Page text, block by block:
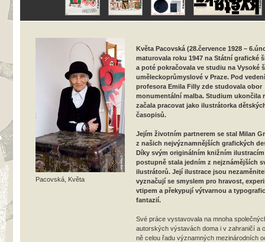
Pacovská, Květa
Květa Pacovská (28.července 1928 –
maturovala roku 1947 na Státní grafické
a poté pokračovala ve studiu na Vysoké
uměleckoprůmyslové v Praze. Pod
profesora Emila Filly zde studovala obor
monumentální malba. Studium ukončila
začala pracovat jako ilustrátorka
časopisů.
Jejím životním partnerem se stal Milan
z našich nejvýznamnějších grafických
Díky svým originálním knižním ilustracím
postupně stala jedním z nejznámějších
ilustrátorů. Její ilustrace jsou
vyznačují se smyslem pro hravost,
vtipem a překypují výtvarnou a
fantazií.
Své práce vystavovala na mnoha
autorských výstavách doma i v zahraničí a
ně celou řadu významných mezinárodních